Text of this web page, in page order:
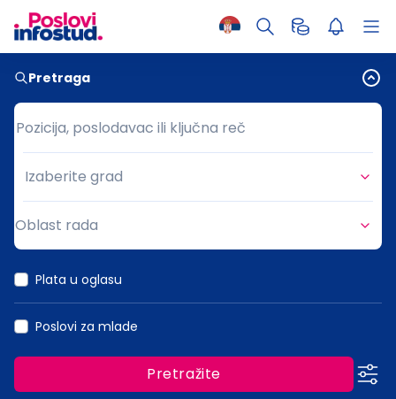
Pretraga
Pozicija, poslodavac ili ključna reč
Pozicija, poslodavac ili ključna reč
Grad
Izaberite grad
Oblast rada
Plata u oglasu
Poslovi za mlade
Pretražite